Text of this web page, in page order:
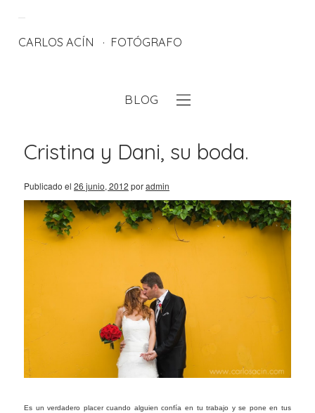
CARLOS ACÍN FOTÓGRAFO
BLOG
Cristina y Dani, su boda.
Publicado el 26 junio, 2012 poradmin
Es un verdadero placer cuando alguien confía en tu trabajo y se pone en tus